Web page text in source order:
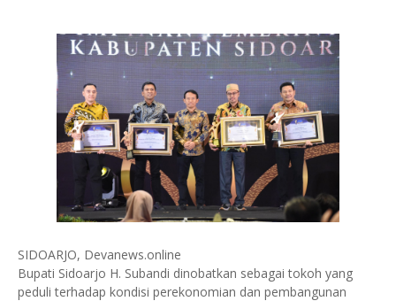
SIDOARJO, Devanews.online
Bupati Sidoarjo H. Subandi dinobatkan sebagai tokoh yang
peduli terhadap kondisi perekonomian dan pembangunan